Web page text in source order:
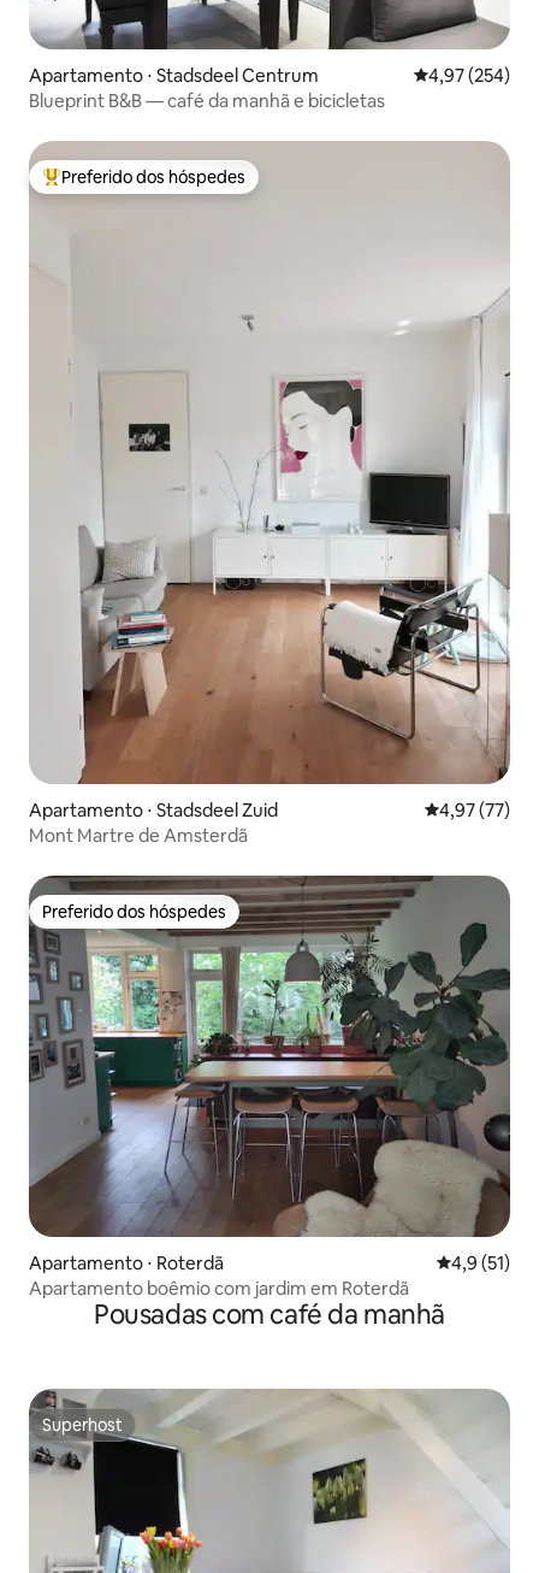
Apartamento ⋅ Stadsdeel Centrum 4,97 de uma
4,97 (254)
Blueprint B&B — café da manhã e bicicletas
Entre os melhores preferidos dos hóspedes
Preferido dos hóspedes
Apartamento ⋅ Stadsdeel Zuid 4,97 de uma
4,97 (77)
Mont Martre de Amsterdã
Preferido dos hóspedes
Preferido dos hóspedes
Apartamento ⋅ Roterdã 4,9 de uma
4,9 (51)
Apartamento boêmio com jardim em Roterdã
Pousadas com café da manhã
Superhost
Superhost